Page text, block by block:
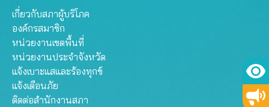
เกี่ยวกับสภาผู้บริโภค
องค์กรสมาชิก
หน่วยงานเขตพื้นที่
หน่วยงานประจำจังหวัด
แจ้งเบาะแสและร้องทุกข์
แจ้งเตือนภัย
ติดต่อสำนักงานสภา